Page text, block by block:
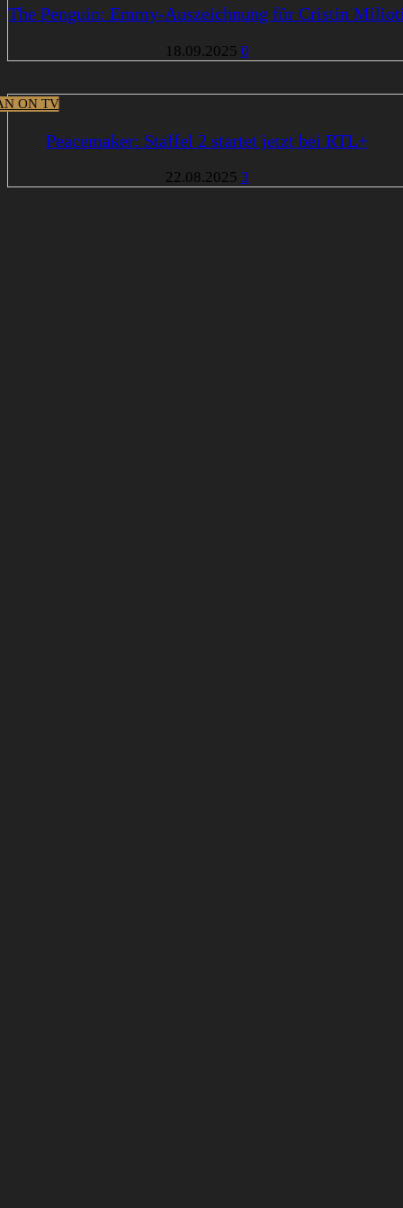
The Penguin: Emmy-Auszeichnung für Cristin
18.09.2025 0
ON TV
Peacemaker: Staffel 2 startet jetzt bei RTL+
22.08.2025 3